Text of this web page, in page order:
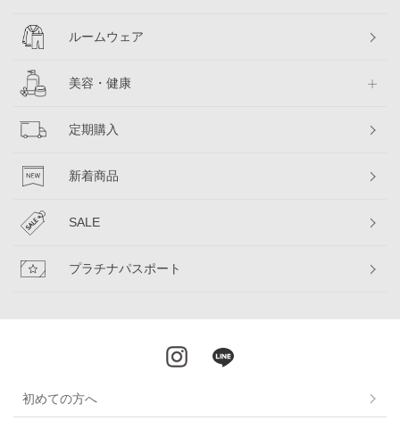
ルームウェア
美容・健康
定期購入
新着商品
SALE
プラチナパスポート
初めての方へ